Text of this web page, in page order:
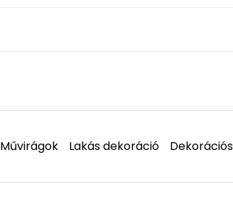
Művirágok Lakás dekoráció